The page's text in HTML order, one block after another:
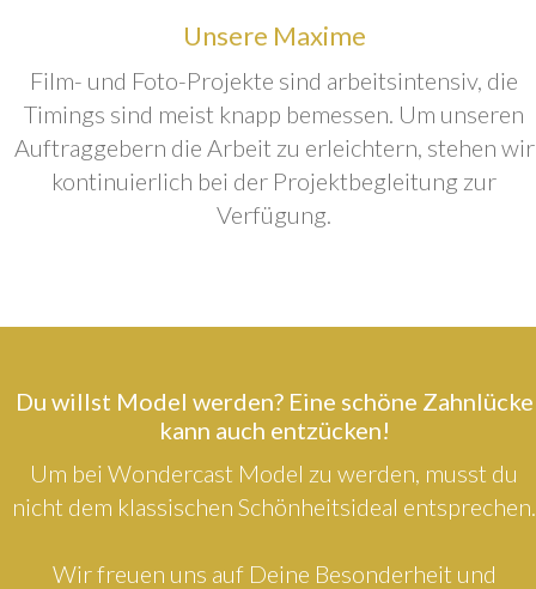
Unsere Maxime
Film- und Foto-Projekte sind arbeitsintensiv, die
Timings sind meist knapp bemessen. Um unseren
Auftraggebern die Arbeit zu erleichtern, stehen wir
kontinuierlich bei der Projektbegleitung zur
Verfügung.
Du willst Model werden? Eine schöne Zahnlücke
kann auch entzücken!
Um bei Wondercast Model zu werden, musst du
nicht dem klassischen Schönheitsideal entsprechen.
Wir freuen uns auf Deine Besonderheit und